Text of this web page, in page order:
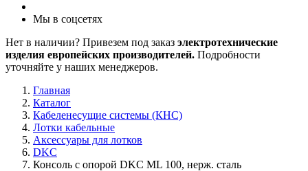
Мы в соцсетях
Нет в наличии? Привезем под заказ электротехнические
изделия европейских производителей. Подробности
уточняйте у наших менеджеров.
Главная
Каталог
Кабеленесущие системы (КНС)
Лотки кабельные
Аксессуары для лотков
DKC
Консоль с опорой DKC ML 100, нерж. сталь